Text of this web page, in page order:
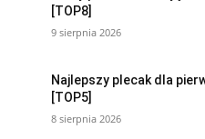
[TOP8]
9 sierpnia 2026
Najlepszy plecak dla
[TOP5]
8 sierpnia 2026